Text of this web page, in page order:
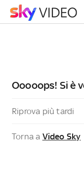
Ooooops! Si è
Riprova più tardi
Torna a Video Sky